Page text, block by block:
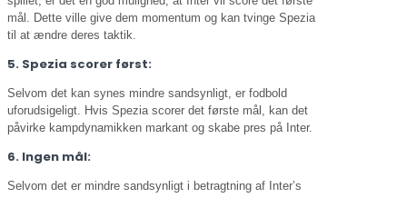
mål. Dette ville give dem momentum og kan tvinge Spezia
til at ændre deres taktik.
5. Spezia scorer først:
Selvom det kan synes mindre sandsynligt, er fodbold
uforudsigeligt. Hvis Spezia scorer det første mål, kan det
påvirke kampdynamikken markant og skabe pres på Inter.
6. Ingen mål:
Selvom det er mindre sandsynligt i betragtning af Inter’s